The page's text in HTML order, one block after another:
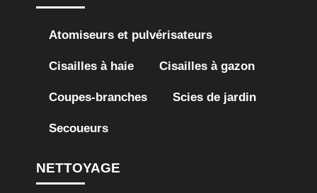
Atomiseurs et pulvérisateurs
Cisailles à haie Cisailles à gazon
Coupes-branches Scies de jardin
Secoueurs
NETTOYAGE